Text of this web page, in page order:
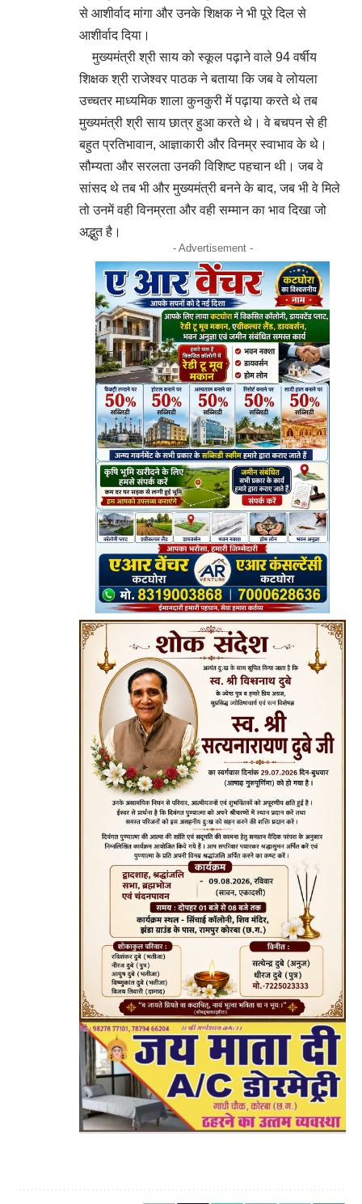
से आशीर्वाद मांगा और उनके शिक्षक ने भी पूरे दिल से
आशीर्वाद दिया।
मुख्यमंत्री श्री साय को स्कूल पढ़ाने वाले 94 वर्षीय
शिक्षक श्री राजेश्वर पाठक ने बताया कि जब वे लोयला
उच्चतर माध्यमिक शाला कुनकुरी में पढ़ाया करते थे तब
मुख्यमंत्री श्री साय छात्र हुआ करते थे। वे बचपन से ही
बहुत प्रतिभावान, आज्ञाकारी और विनम्र स्वाभाव के थे।
सौम्यता और सरलता उनकी विशिष्ट पहचान थी। जब वे
सांसद थे तब भी और मुख्यमंत्री बनने के बाद, जब भी वे मिले
तो उनमें वही विनम्रता और वही सम्मान का भाव दिखा जो
अद्भुत है।
- Advertisement -